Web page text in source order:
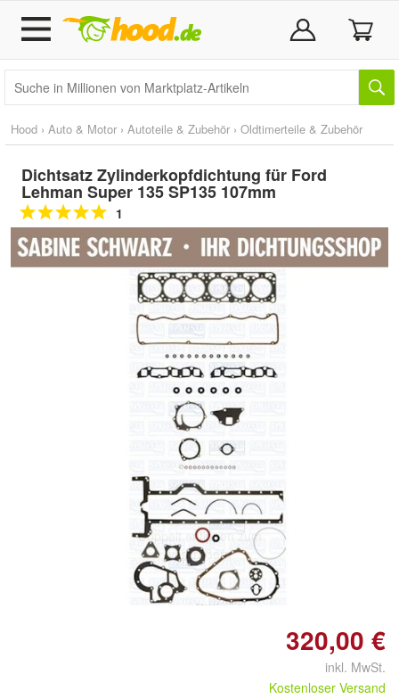
Hood › Auto & Motor › Autoteile & Zubehör › Oldtimerteile & Zubehör
Dichtsatz Zylinderkopfdichtung für Ford
Lehman Super 135 SP135 107mm
1
Doppelt antippen zum
vergrößern
320,00 €
inkl. MwSt.
Kostenloser Versand